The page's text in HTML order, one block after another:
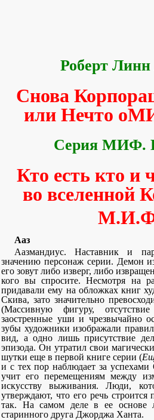
Роберт
Снова
или Нечто
Серия МИФ.
Кто есть кто и
во вселенной
Ааз
Аазмандиус. Наставник и
значению персонаж серии. Демон
его зовут либо изверг, либо
кого вы спросите. Несмотря на
придавали ему на обложках книг
Скива, зато значительно
(Массивную фигуру,
заостренные уши и чрезвычайно
зубы художники изображали
вид, а одно лишь присутствие
эпизода. Он утратил свои
шутки еще в первой книге серии (
и с тех пор наблюдает за
учит его перемещениям между
искусству выживания. Люди,
утверждают, что его речь
так. На самом деле в ее основе
старинного друга Джорджа Ханта.